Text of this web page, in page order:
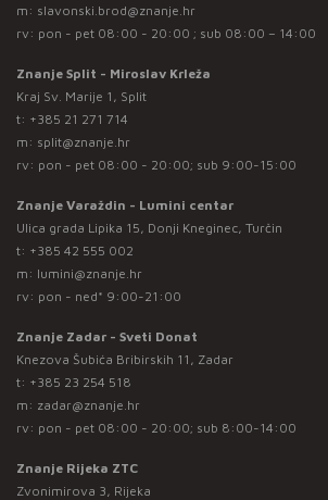
m: slavonski.brod@znanje.hr
rv: pon - pet 08:00 - 20:00 ; sub 08:00 – 14:00
Znanje Split - Miroslav Krleža
Kraj Sv. Marije 1, Split
t: +385 21 271 714
m: split@znanje.hr
rv: pon - pet 08:00 - 20:00; sub 9:00-15:00
Znanje Varaždin - Lumini centar
Ulica grada Lipika 15, Donji Kneginec, Turčin
t: +385 42 555 002
m: lumini@znanje.hr
rv: pon - ned* 9:00-21:00
Znanje Zadar - Sveti Donat
Knezova Šubića Bribirskih 11, Zadar
t: +385 23 254 518
m: zadar@znanje.hr
rv: pon - pet 08:00 - 20:00; sub 8:00-14:00
Znanje Rijeka ZTC
Zvonimirova 3, Rijeka